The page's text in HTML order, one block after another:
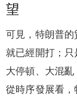
望
可見，特朗普
就已經開打；
大停頓、大混亂
從時序發展看